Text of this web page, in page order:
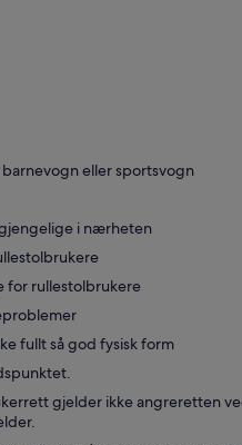
eller sportsvogn
i nærheten
for rullestolbrukere
fullt så god fysisk form
gjelder ikke angreretten